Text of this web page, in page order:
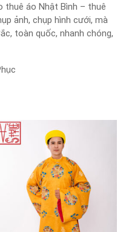
thuê áo Nhật Bình – thuê
ảnh, chụp hình cưới, mà
toàn quốc, nhanh chóng,